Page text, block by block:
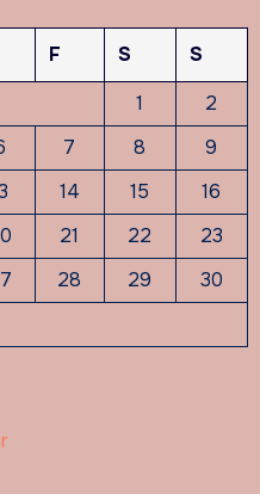
F S
S
1
2
7 8
9
14 15
16
21 22
23
28 29
30